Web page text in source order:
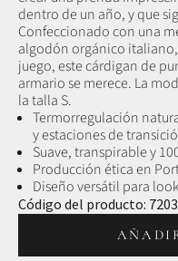
dentro de un año, y que
Confeccionado con una
algodón orgánico
juego, este cárdigan de
armario se merece. La
la talla S.
Termorregulación
y estaciones de
Suave, transpirable y
Producción ética en
Diseño versátil para
Código del producto: